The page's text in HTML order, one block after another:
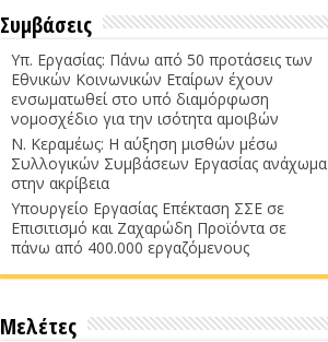
Συμβάσεις
Υπ. Εργασίας: Πάνω από 50 προτάσεις των
Εθνικών Κοινωνικών Εταίρων έχουν
ενσωματωθεί στο υπό διαμόρφωση
νομοσχέδιο για την ισότητα αμοιβών
Ν. Κεραμέως: Η αύξηση μισθών μέσω
Συλλογικών Συμβάσεων Εργασίας ανάχωμα
στην ακρίβεια
Υπουργείο Εργασίας Επέκταση ΣΣΕ σε
Επισιτισμό και Ζαχαρώδη Προϊόντα σε
πάνω από 400.000 εργαζόμενους
Μελέτες